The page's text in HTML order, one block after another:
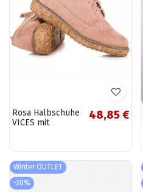
Rosa Halbschuhe
VICES mit
48,85 €
Winter OUTLET
-30%